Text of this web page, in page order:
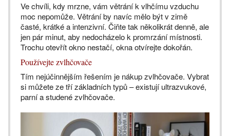
Ve chvíli, kdy mrzne, vám větrání k vlhčímu vzduchu
moc nepomůže. Větrání by navíc mělo být v zimě
časté, krátké a intenzivní. Čiňte tak několikrát denně, ale
jen pár minut, aby nedocházelo k promrzání místnosti.
Trochu otevřít okno nestačí, okna otvírejte dokořán.
Používejte zvlhčovače
Tím nejúčinnějším řešením je nákup zvlhčovače. Vybrat
si můžete ze tří základních typů – existují ultrazvukové,
parní a studené zvlhčovače.